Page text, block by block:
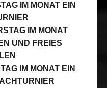
IM MONAT EIN
IM MONAT
UND FREIES
IM MONAT EIN